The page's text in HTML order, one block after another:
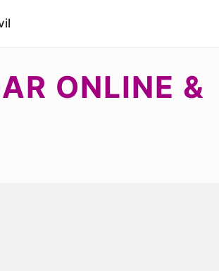
ONLINE &